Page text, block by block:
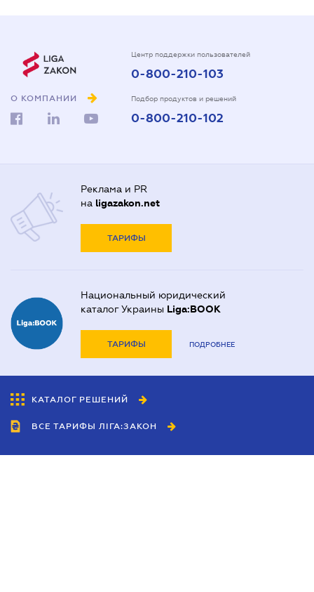
О КОМПАНИИ
Центр поддержки пользователей
0-800-210-103
Подбор продуктов и решений
0-800-210-102
Реклама и PR
на ligazakon.net
ТАРИФЫ
Национальный юридический
каталог Украины Liga:BOOK
ТАРИФЫ ПОДРОБНЕЕ
КАТАЛОГ РЕШЕНИЙ
ВСЕ ТАРИФЫ ЛІГА:ЗАКОН